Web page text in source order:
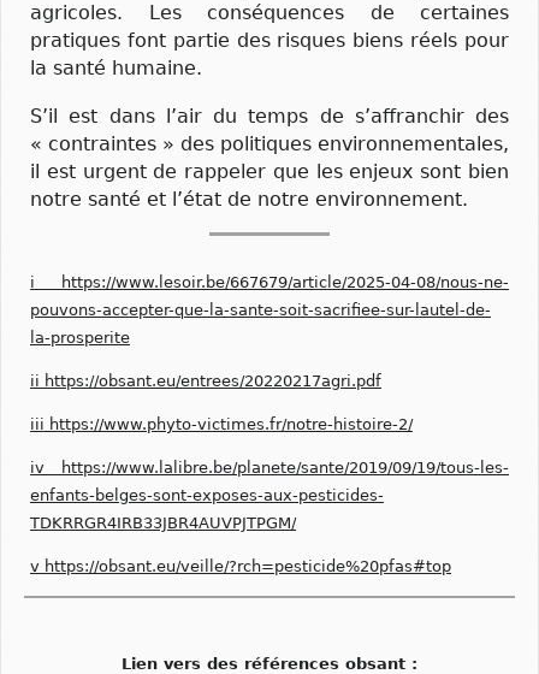
agricoles. Les conséquences de certaines
pratiques font partie des risques biens réels pour
la santé humaine.
S’il est dans l’air du temps de s’affranchir des
« contraintes » des politiques environnementales,
il est urgent de rappeler que les enjeux sont bien
notre santé et l’état de notre environnement.
i https://www.lesoir.be/667679/article/2025-04-08/nous-ne-
pouvons-accepter-que-la-sante-soit-sacrifiee-sur-lautel-de-
la-prosperite
ii https://obsant.eu/entrees/20220217agri.pdf
iii https://www.phyto-victimes.fr/notre-histoire-2/
iv https://www.lalibre.be/planete/sante/2019/09/19/tous-les-
enfants-belges-sont-exposes-aux-pesticides-
TDKRRGR4IRB33JBR4AUVPJTPGM/
v https://obsant.eu/veille/?rch=pesticide%20pfas#top
Lien vers des références obsant :